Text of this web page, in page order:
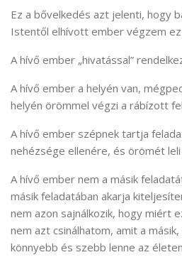
Ez a bővelkedés azt jelenti, hogy
Istentől elhívott ember végzem
A hívő ember „hivatással”
A hívő ember a helyén van,
helyén örömmel végzi a rábízott
A hívő ember szépnek tartja
nehézsége ellenére, és örömét leli
A hívő ember nem a másik
másik feladatában akarja
nem azon sajnálkozik, hogy miért
nem azt csinálhatom, amit a
könnyebb és szebb lenne az